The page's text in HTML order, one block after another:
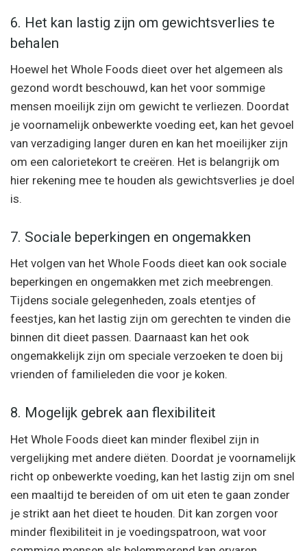
6. Het kan lastig zijn om gewichtsverlies te
behalen
Hoewel het Whole Foods dieet over het algemeen als
gezond wordt beschouwd, kan het voor sommige
mensen moeilijk zijn om gewicht te verliezen. Doordat
je voornamelijk onbewerkte voeding eet, kan het gevoel
van verzadiging langer duren en kan het moeilijker zijn
om een calorietekort te creëren. Het is belangrijk om
hier rekening mee te houden als gewichtsverlies je doel
is.
7. Sociale beperkingen en ongemakken
Het volgen van het Whole Foods dieet kan ook sociale
beperkingen en ongemakken met zich meebrengen.
Tijdens sociale gelegenheden, zoals etentjes of
feestjes, kan het lastig zijn om gerechten te vinden die
binnen dit dieet passen. Daarnaast kan het ook
ongemakkelijk zijn om speciale verzoeken te doen bij
vrienden of familieleden die voor je koken.
8. Mogelijk gebrek aan flexibiliteit
Het Whole Foods dieet kan minder flexibel zijn in
vergelijking met andere diëten. Doordat je voornamelijk
richt op onbewerkte voeding, kan het lastig zijn om snel
een maaltijd te bereiden of om uit eten te gaan zonder
je strikt aan het dieet te houden. Dit kan zorgen voor
minder flexibiliteit in je voedingspatroon, wat voor